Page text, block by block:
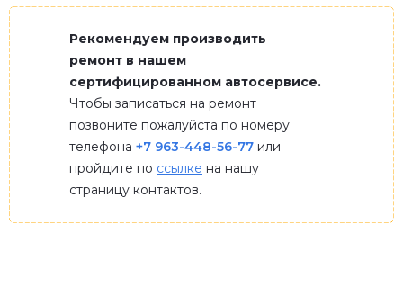
Рекомендуем производить
ремонт в нашем
сертифицированном автосервисе.
Чтобы записаться на ремонт
позвоните пожалуйста по номеру
телефона +7 963-448-56-77 или
пройдите по ссылке на нашу
страницу контактов.